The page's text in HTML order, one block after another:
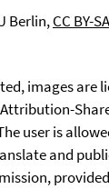
Berlin,CC BY-
images are
user is
and